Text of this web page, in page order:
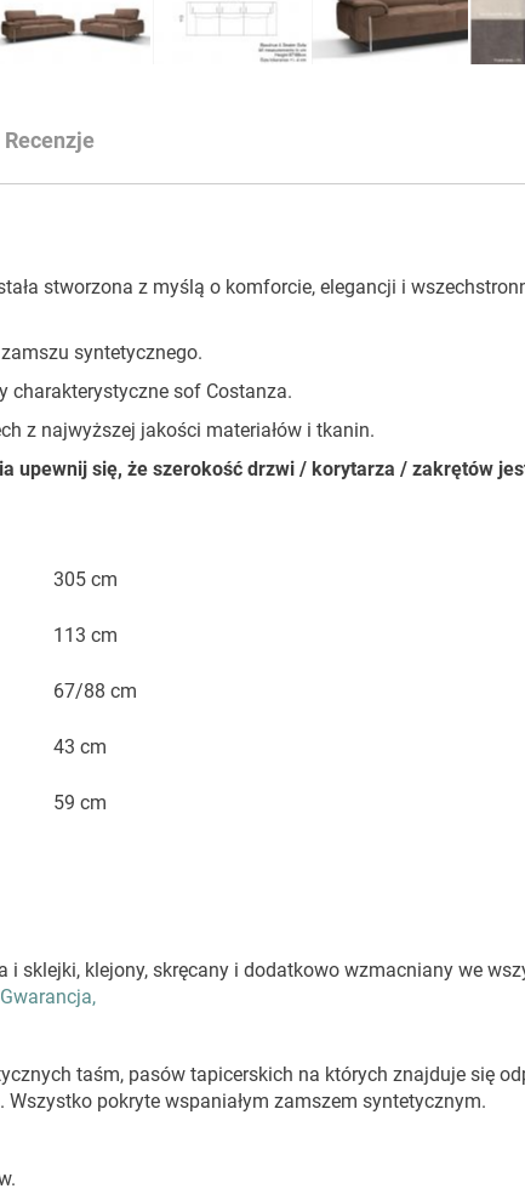
stworzona z myślą o komforcie, elegancji i
syntetycznego.
charakterystyczne sof Costanza.
z najwyższej jakości materiałów i tkanin.
upewnij się, że szerokość drzwi / korytarza / zakrętów
305 cm
113 cm
67/88 cm
43 cm
59 cm
i sklejki, klejony, skręcany i dodatkowo wzmacniany we
taśm, pasów tapicerskich na których znajduje się
pokryte wspaniałym zamszem syntetycznym.
Recenzje